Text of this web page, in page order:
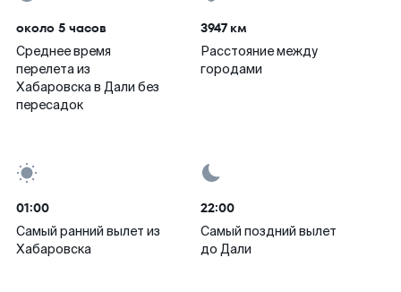
около 5 часов
Среднее время
перелета из
Хабаровска в Дали без
пересадок
3947 км
Расстояние между
городами
01:00
Самый ранний вылет из
Хабаровска
22:00
Самый поздний вылет
до Дали